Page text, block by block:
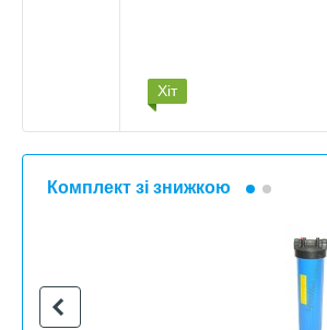
Хіт
Комплект зі знижкою